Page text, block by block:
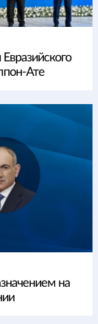
Ате
на